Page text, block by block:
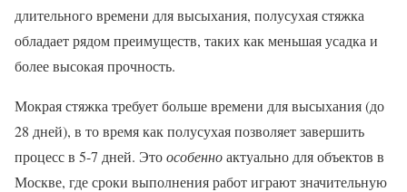
длительного времени для высыхания, полусухая стяжка
обладает рядом преимуществ, таких как меньшая усадка и
более высокая прочность.
Мокрая стяжка требует больше времени для высыхания (до
28 дней), в то время как полусухая позволяет завершить
процесс в 5-7 дней. Этоособенноактуально для объектов в
Москве, где сроки выполнения работ играют значительную